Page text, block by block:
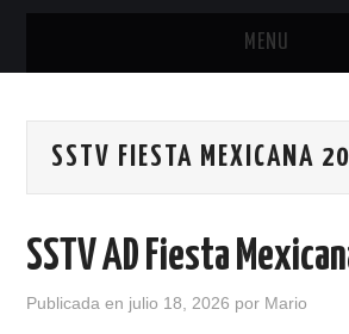
MENU
ANTENAS Y ACCESORIOS
SSTV FIESTA MEXICANA
SSTV AD Fiesta
Publicada en julio 18, 2026 por Mario